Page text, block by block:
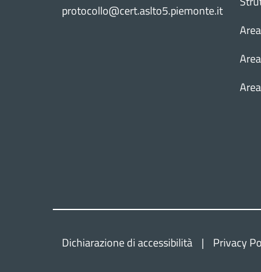
protocollo@cert.aslto5.piemonte.it
Dichiarazione di accessibilità Privacy